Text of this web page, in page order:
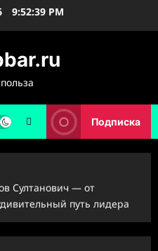
9:52:40 PM
Подписка
Султанович — от
путь лидера